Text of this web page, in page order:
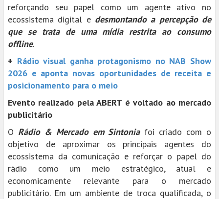
reforçando seu papel como um agente ativo no
ecossistema digital e desmontando a percepção de
que se trata de uma mídia restrita ao consumo
offline.
+ Rádio visual ganha protagonismo no NAB Show
2026 e aponta novas oportunidades de receita e
posicionamento para o meio
Evento realizado pela ABERT é voltado ao mercado
publicitário
O Rádio & Mercado em Sintoniafoi criado com o
objetivo de aproximar os principais agentes do
ecossistema da comunicação e reforçar o papel do
rádio como um meio estratégico, atual e
economicamente relevante para o mercado
publicitário. Em um ambiente de troca qualificada, o